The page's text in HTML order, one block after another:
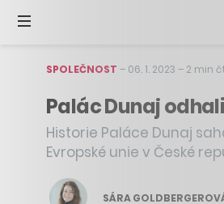
SPOLEČNOST – 06. 1. 2023 – 2 min
Palác Dunaj
Historie Paláce Dunaj
Evropské unie v České
SÁRA